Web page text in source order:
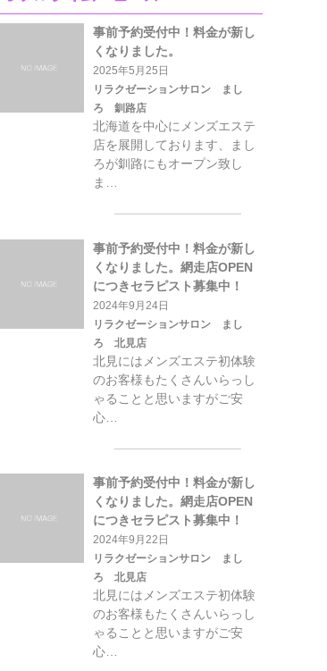
事前予約受付中！料金が新し
くなりました。
2025年5月25日
リラクゼーションサロン まし
ろ 釧路店
北海道を中心にメンズエステ
店を展開しております、まし
ろが釧路にもオープン致し
ま…
事前予約受付中！料金が新し
くなりました。網走店OPEN
につきセラピスト募集中！
2024年9月24日
リラクゼーションサロン まし
ろ 北見店
北見にはメンズエステ初体験
のお客様もたくさんいらっし
ゃることと思いますがご安
心…
事前予約受付中！料金が新し
くなりました。網走店OPEN
につきセラピスト募集中！
2024年9月22日
リラクゼーションサロン まし
ろ 北見店
北見にはメンズエステ初体験
のお客様もたくさんいらっし
ゃることと思いますがご安
心…